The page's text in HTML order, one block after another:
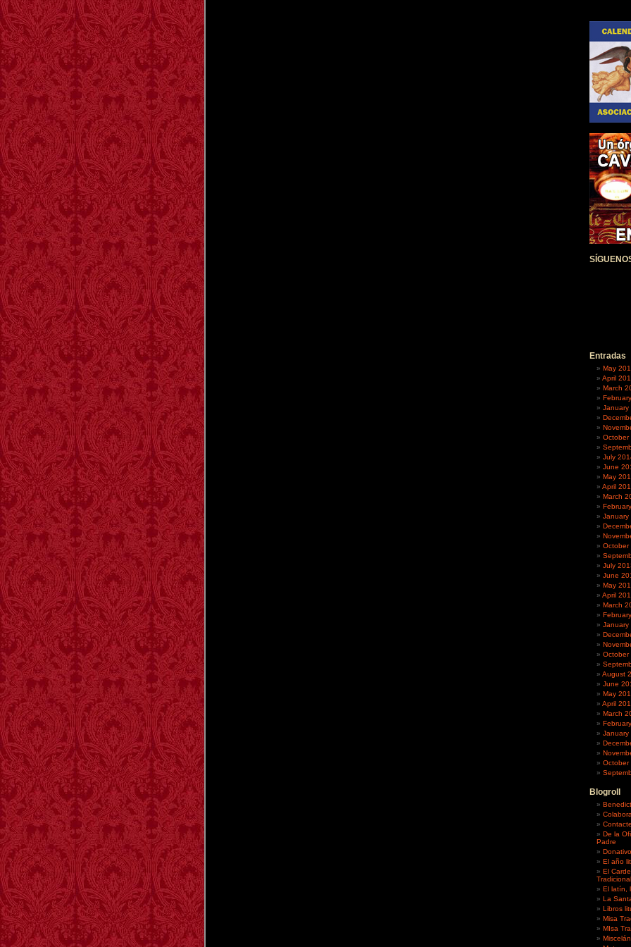
Entradas
May
April
March
January
October
July
June
May
April
March
January
October
July
June
May
April
March
January
October
August
June
May
April
March
January
October
Blogroll
De la
Padre
El año
El
Tradicional
El latín,
La
Libros
Misa
MIsa